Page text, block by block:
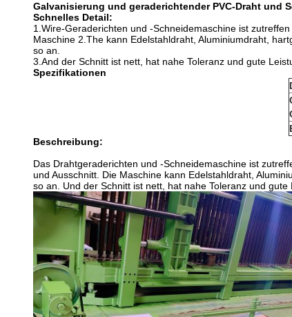
Galvanisierung und geraderichtender PVC-Draht und
Schnelles Detail:
1.Wire-Geraderichten und -Schneidemaschine ist
Maschine 2.The kann Edelstahldraht, Aluminiumdraht,
so an.
3.And der Schnitt ist nett, hat nahe Toleranz und gute
Spezifikationen
Beschreibung:
Das Drahtgeraderichten und -Schneidemaschine ist
und Ausschnitt. Die Maschine kann Edelstahldraht,
so an. Und der Schnitt ist nett, hat nahe Toleranz und gute